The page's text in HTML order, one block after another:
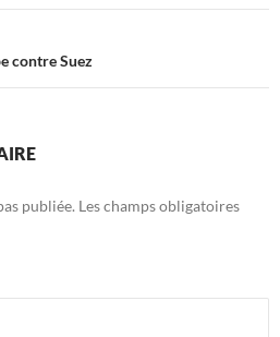
contre Suez
publiée. Les champs obligatoires